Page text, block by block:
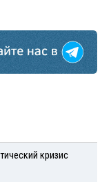
кризис